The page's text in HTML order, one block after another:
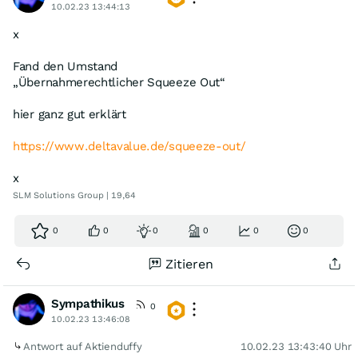
10.02.23 13:44:13
x
Fand den Umstand
„Übernahmerechtlicher Squeeze Out“
hier ganz gut erklärt
https://www.deltavalue.de/squeeze-out/
x
SLM Solutions Group | 19,64
0 0 0 0 0 0
Zitieren
Sympathikus
0
10.02.23 13:46:08
Antwort auf Aktienduffy 10.02.23 13:43:40 Uhr